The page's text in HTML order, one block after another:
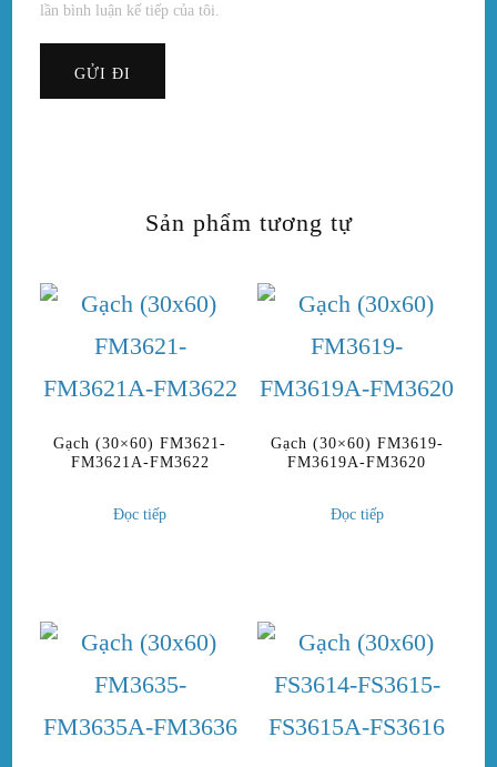
lần bình luận kế tiếp của tôi.
Sản phẩm tương tự
Gạch (30×60) FM3621-
FM3621A-FM3622
Đọc tiếp
Gạch (30×60) FM3619-
FM3619A-FM3620
Đọc tiếp